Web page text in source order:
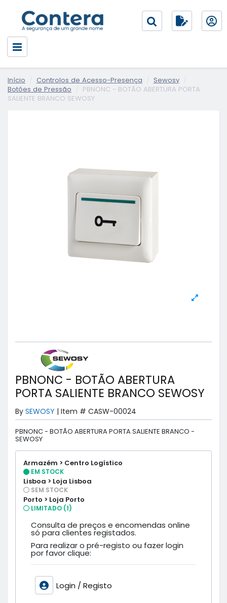
Início Controlos de Acesso-Presença
Sewosy
Botões de Pressão
PBNONC - BOTÃO ABERTURA PORTA
SALIENTE BRANCO SEWOSY
PBNONC - BOTÃO ABERTURA
PORTA SALIENTE BRANCO SEWOSY
By SEWOSY | Item # CASW-00024
PBNONC - BOTÃO ABERTURA PORTA SALIENTE BRANCO -
SEWOSY
Armazém > Centro Logístico
EM STOCK
Lisboa > Loja Lisboa
SEM STOCK
Porto > Loja Porto
LIMITADO (1)
Consulta de preços e encomendas online
só para clientes registados.
Para realizar o pré-registo ou fazer login
por favor clique:
Login / Registo